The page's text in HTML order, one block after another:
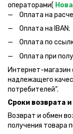
операторами(
Оплата на
Оплата на IBAN;
Оплата по
Оплата при
Интернет-магазин
надлежащего
потребителей".
Сроки возврата
Возврат и обмен
получения товара